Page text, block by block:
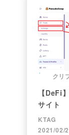
クリ
【DeFi
サイト
KTAG
2021/02/